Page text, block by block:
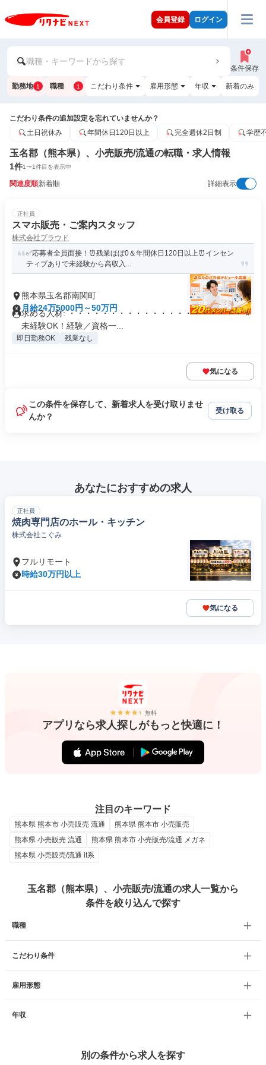
会員登録 ログイン
職種・キーワードから探す
条件保存
勤務地 1 職種 1 こだわり条件 雇用形態 年収 新着のみ
こだわり条件の追加設定を忘れていませんか？
土日祝休み
年間休日120日以上 完全週休2日制 学歴
玉名郡（熊本県）、小売販売/流通の転職・求人情報
1件1〜1件目を表示中
関連度順新着順 詳細表示
正社員
スマホ販売・ご案内スタッフ
株式会社プラウド
✅応募者全員面接！⏰残業ほぼ0＆年間休日120日以上⏰インセン
ティブありで未経験から高収入...
熊本県玉名郡南関町
月給24万5000円～50万円
求める人材: ・・・・・・・・・・・・・・・・・・・・・ ⭐
未経験OK！経験／資格一...
即日勤務OK 残業なし
気になる
この条件を保存して、新着求人を受け取りませ
んか？
受け取る
あなたにおすすめの求人
正社員
焼肉専門店のホール・キッチン
株式会社こぐみ
フルリモート
時給30万円以上
気になる
無料
アプリなら求人探しがもっと快適に！
注目のキーワード
熊本県 熊本市 小売販売 流通
熊本県 熊本市 小売販売
熊本県 小売販売 流通
熊本県 熊本市 小売販売/流通 メガネ
熊本県 小売販売/流通 it系
玉名郡（熊本県）、小売販売/流通の求人一覧から
条件を絞り込んで探す
職種
こだわり条件
雇用形態
年収
別の条件から求人を探す